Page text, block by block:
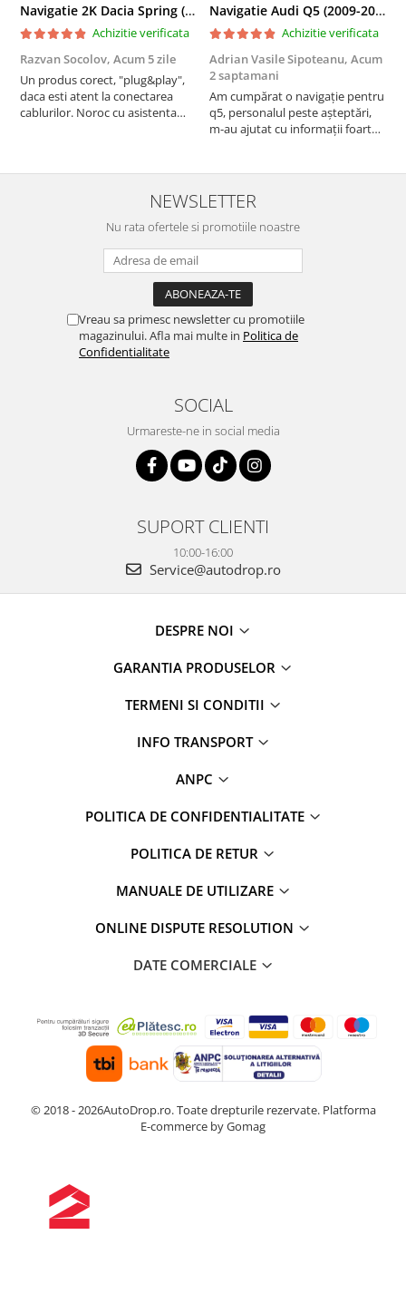
Navigatie 2K Dacia Spring (2021- Prezent), Android, S-Quadcore / 4GB RAM + 64GB ROM, 9.5 Inch - AD-BGS90042K+AD-BGRKIT366V4s
Achizitie verificata
Razvan Socolov, Acum 5 zile
Un produs corect, "plug&play",
daca esti atent la conectarea
cablurilor. Noroc cu asistenta
atras atentia ca nu era conectat
cablul de video de la camera
Navigatie Audi Q5 (2009-2017), Linux OS & OEM, MMI 3G, CarPlay & Android Auto Wireless, MirrorLink, Camera AHD, 12.3 Inch - AD-BGAALNXH+AD-BGRKITQ5002
Achizitie verificata
Adrian Vasile Sipoteanu, Acum
2 saptamani
Am cumpărat o navigație pentru
q5, personalul peste așteptări,
m-au ajutat cu informații foarte
serviabili, livrare rapidă, suport
tehnic, totul impecabil, o să revin
la ei și pentru vi...
NEWSLETTER
Nu rata ofertele si promotiile noastre
Vreau sa primesc newsletter cu promotiile
magazinului. Afla mai multe in Politica de
Confidentialitate
SOCIAL
Urmareste-ne in social media
SUPORT CLIENTI
10:00-16:00
Service@autodrop.ro
DESPRE NOI
GARANTIA PRODUSELOR
TERMENI SI CONDITII
INFO TRANSPORT
ANPC
POLITICA DE CONFIDENTIALITATE
POLITICA DE RETUR
MANUALE DE UTILIZARE
ONLINE DISPUTE RESOLUTION
DATE COMERCIALE
© 2018 - 2026AutoDrop.ro. Toate drepturile rezervate. Platforma
E-commerce by Gomag